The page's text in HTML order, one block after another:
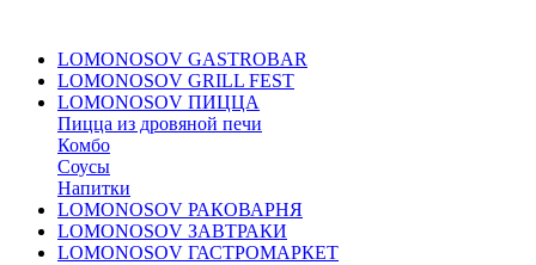
LOMONOSOV GASTROBAR
LOMONOSOV GRILL FEST
LOMONOSOV ПИЦЦА
Пицца из дровяной печи
Комбо
Соусы
Напитки
LOMONOSOV РАКОВАРНЯ
LOMONOSOV ЗАВТРАКИ
LOMONOSOV ГАСТРОМАРКЕТ